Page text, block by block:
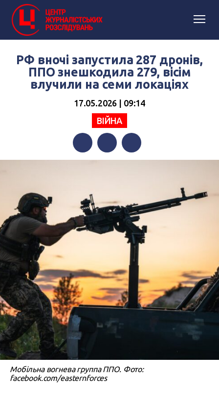
РФ вночі запустила 287 дронів,
ППО знешкодила 279, вісім
влучили на семи локаціях
17.05.2026 | 09:14
ВІЙНА
FacebookTwitterTelegram
Мобільна вогнева группа ППО. Фото:
facebook.com/easternforces